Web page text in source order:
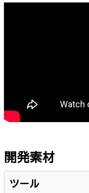
開発素材
ツール